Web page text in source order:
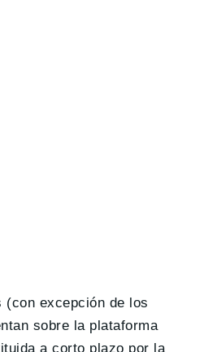
(con excepción de los
sobre la plataforma
a corto plazo por la